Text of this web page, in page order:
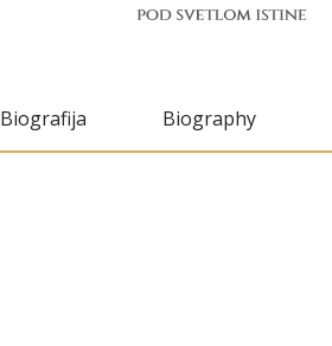
Biografija Biography